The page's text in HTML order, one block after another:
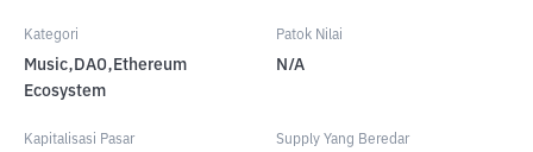
Kategori
Music,DAO,Ethereum
Ecosystem
Patok Nilai
N/A
Kapitalisasi Pasar Supply Yang Beredar